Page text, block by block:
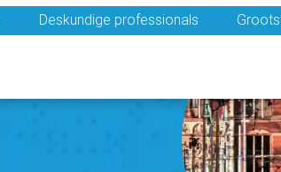
Deskundige professionals